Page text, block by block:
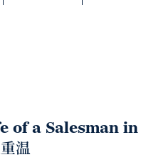
of a
温